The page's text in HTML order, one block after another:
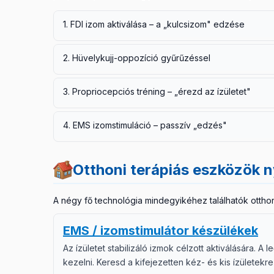
1. FDI izom aktiválása – a „kulcsizom" edzése
területre). Most próbáld a mutatóujjadat a
2. Hüvelykujj-oppozíció gyűrűzéssel
izmok munkáját. 10 ismétlés mindkét irányba,
3. Propriocepciós tréning – „érezd az ízületet"
Tartsd a pozíciókat 3–5 másodpercig. Ez a
4. EMS izomstimuláció – passzív „edzés"
hüvelykujj saját izmait stimulálják. Indítsd alacsony
hetente 3–5 alkalom. Az EMS különösen hasznos,
Otthoni terápiás eszközök
A négy fő technológia mindegyikéhez találhatók
EMS / izomstimulátor készülékek
Az ízületet stabilizáló izmok célzott aktiválására. A
kezelni. Keresd a kifejezetten kéz- és kis